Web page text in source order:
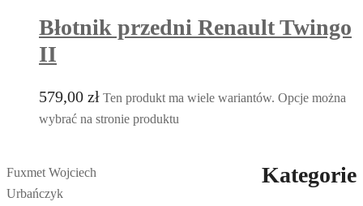
Błotnik przedni Renault Twingo
II
579,00 zł Ten produkt ma wiele wariantów. Opcje można
wybrać na stronie produktu
Fuxmet Wojciech
Urbańczyk
Kategorie